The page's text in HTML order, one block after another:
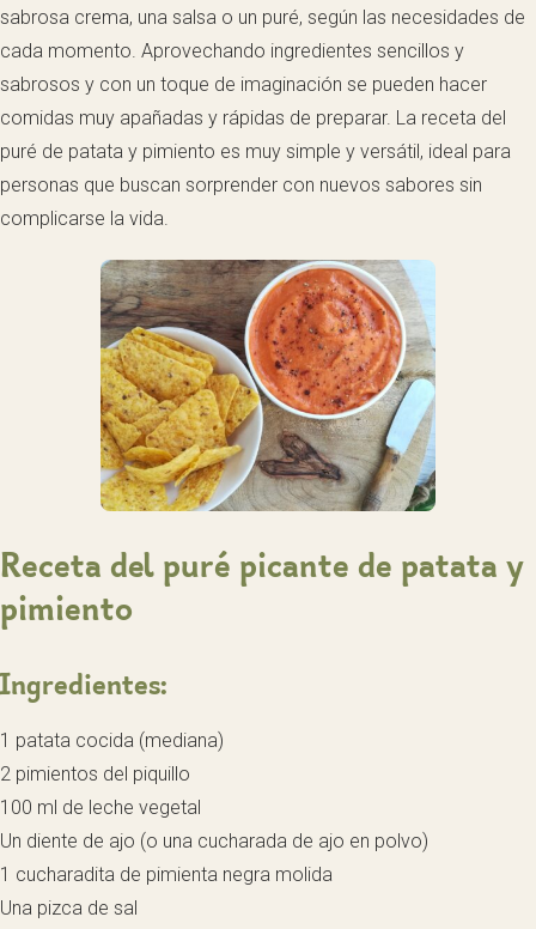
sabrosa crema, una salsa o un puré, según las necesidades de
cada momento. Aprovechando ingredientes sencillos y
sabrosos y con un toque de imaginación se pueden hacer
comidas muy apañadas y rápidas de preparar. La receta del
puré de patata y pimiento es muy simple y versátil, ideal para
personas que buscan sorprender con nuevos sabores sin
complicarse la vida.
Receta del puré picante de patata y
pimiento
Ingredientes:
1 patata cocida (mediana)
2 pimientos del piquillo
100 ml de leche vegetal
Un diente de ajo (o una cucharada de ajo en polvo)
1 cucharadita de pimienta negra molida
Una pizca de sal